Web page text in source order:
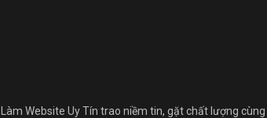
Làm Website Uy Tín trao niềm tin, gặt chất lượng